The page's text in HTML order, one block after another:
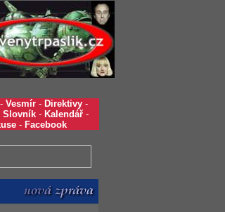
- Vesmír - Direktivy -
Slovník - Kalendář -
- Facebook